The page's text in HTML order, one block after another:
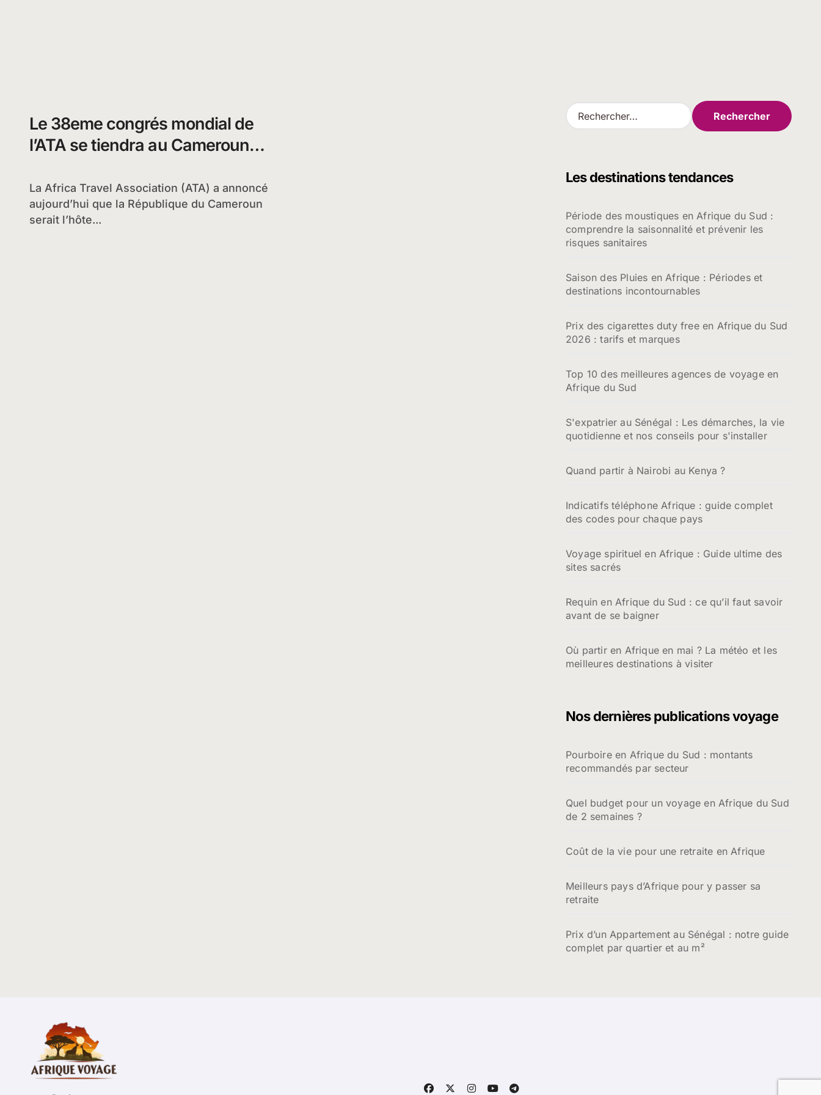
Le 38eme congrés mondial de
l’ATA se tiendra au Cameroun
La Africa Travel Association (ATA) a annoncé
aujourd’hui que la République du Cameroun
serait l’hôte...
R
e
r
e
r
Les destinations tendances
Période des moustiques en Afrique du Sud :
comprendre la saisonnalité et prévenir les
risques sanitaires
Saison des Pluies en Afrique : Périodes et
destinations incontournables
Prix des cigarettes duty free en Afrique du Sud
2026 : tarifs et marques
Top 10 des meilleures agences de voyage en
Afrique du Sud
S'expatrier au Sénégal : Les démarches, la vie
quotidienne et nos conseils pour s'installer
Quand partir à Nairobi au Kenya ?
Indicatifs téléphone Afrique : guide complet
des codes pour chaque pays
Voyage spirituel en Afrique : Guide ultime des
sites sacrés
Requin en Afrique du Sud : ce qu’il faut savoir
avant de se baigner
Où partir en Afrique en mai ? La météo et les
meilleures destinations à visiter
Nos dernières publications voyage
Pourboire en Afrique du Sud : montants
recommandés par secteur
Quel budget pour un voyage en Afrique du Sud
de 2 semaines ?
Coût de la vie pour une retraite en Afrique
Meilleurs pays d’Afrique pour y passer sa
retraite
Prix d’un Appartement au Sénégal : notre guide
complet par quartier et au m²